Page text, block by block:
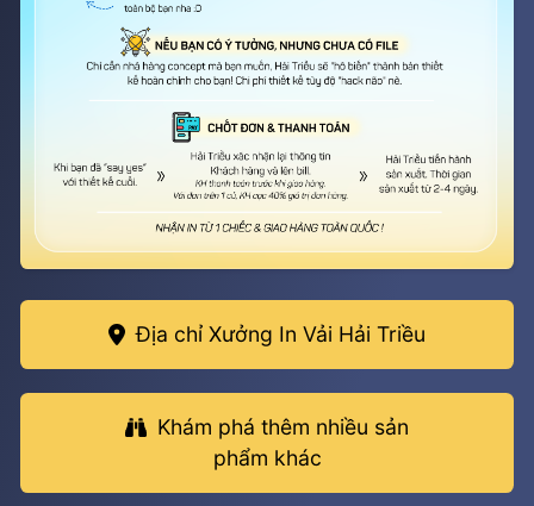
Địa chỉ Xưởng In Vải Hải Triều
Khám phá thêm nhiều sản
phẩm khác